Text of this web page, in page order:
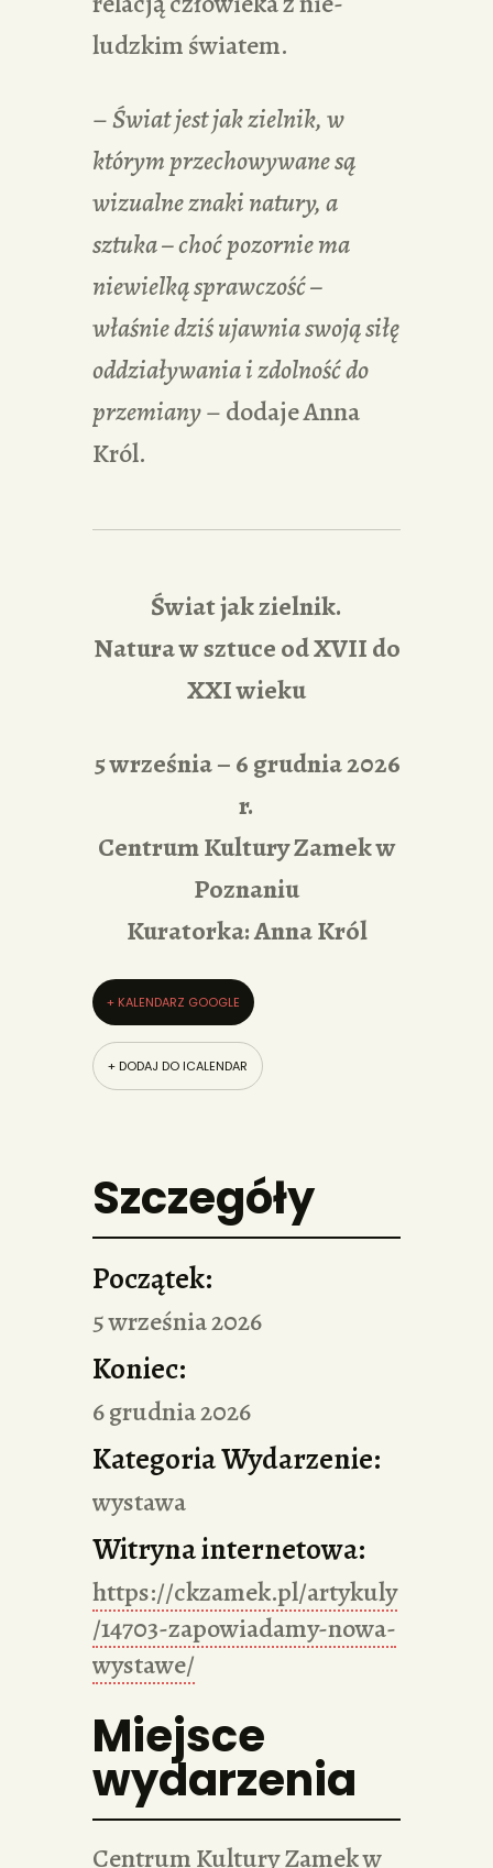
ludzkim światem.
–Świat jest jak zielnik, w
którym przechowywane są
wizualne znaki natury, a
sztuka – choć pozornie ma
niewielką sprawczość –
właśnie dziś ujawnia swoją siłę
oddziaływania i zdolność do
przemiany– dodaje Anna
Król.
Świat jak zielnik.
Natura w sztuce od XVII do
XXI wieku
5 września – 6 grudnia 2026
r.
Centrum Kultury Zamek w
Poznaniu
Kuratorka: Anna Król
+ KALENDARZ GOOGLE
+ DODAJ DO ICALENDAR
Szczegóły
Początek:
5 września 2026
Koniec:
6 grudnia 2026
Kategoria Wydarzenie:
wystawa
Witryna internetowa:
https://ckzamek.pl/artykuly
/14703-zapowiadamy-nowa-
wystawe/
Miejsce
wydarzenia
Centrum Kultury Zamek w